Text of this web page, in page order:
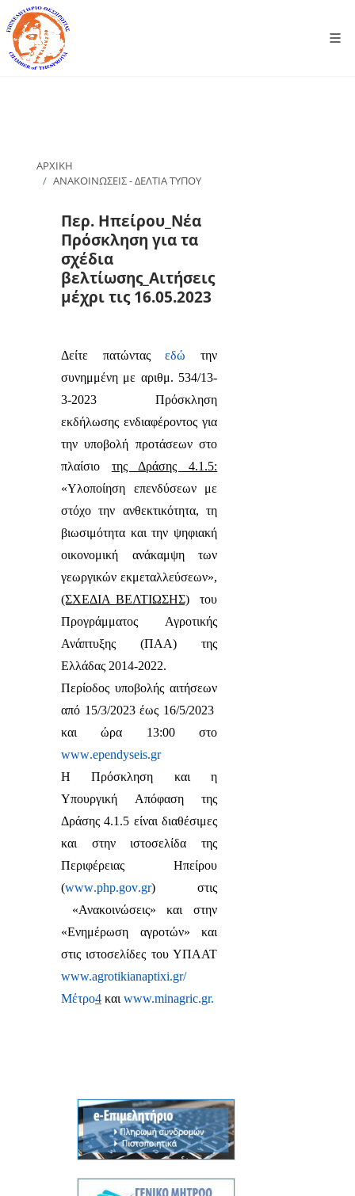
ΑΡΧΙΚΗ
ΑΝΑΚΟΙΝΩΣΕΙΣ - ΔΕΛΤΙΑ ΤΥΠΟΥ
Περ. Ηπείρου_Νέα
Πρόσκληση για τα
σχέδια
βελτίωσης_Αιτήσεις
μέχρι τις 16.05.2023
Δείτε πατώνταςεδώ την
συνημμένη με αριθμ. 534/13-
3-2023 Πρόσκληση
εκδήλωσης ενδιαφέροντος για
την υποβολή προτάσεων στο
πλαίσιο της Δράσης 4.1.5:
«Υλοποίηση επενδύσεων με
στόχο την ανθεκτικότητα, τη
βιωσιμότητα και την ψηφιακή
οικονομική ανάκαμψη των
γεωργικών εκμεταλλεύσεων»,
(ΣΧΕΔΙΑ ΒΕΛΤΙΩΣΗΣ)του
Προγράμματος Αγροτικής
Ανάπτυξης (ΠΑΑ) της
Ελλάδας 2014-2022.
Περίοδος υποβολής αιτήσεων
από 15/3/2023 έως 16/5/2023
και ώρα 13:00 στο
www.ependyseis.gr
Η Πρόσκληση και η
Υπουργική Απόφαση της
Δράσης 4.1.5 είναι διαθέσιμες
και στην ιστοσελίδα της
Περιφέρειας Ηπείρου
(www.php.gov.gr) στις
«Ανακοινώσεις» και στην
«Ενημέρωση αγροτών» και
στις ιστοσελίδες του ΥΠΑΑΤ
www.agrotikianaptixi.gr/
Μέτρο4 και www.minagric.gr.